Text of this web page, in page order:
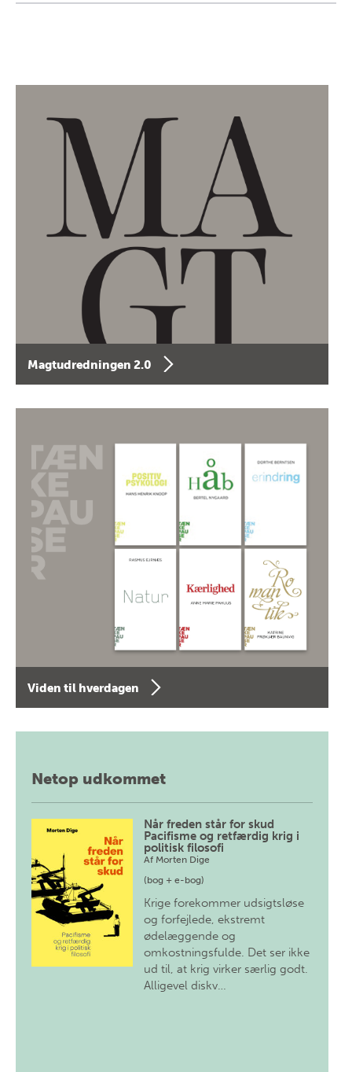
Magtudredningen 2.0
Viden til hverdagen
Netop udkommet
Når freden står for skud
Pacifisme og retfærdig krig i
politisk filosofi
Af Morten Dige
(bog + e-bog)
Krige forekommer udsigtsløse
og forfejlede, ekstremt
ødelæggende og
omkostningsfulde. Det ser ikke
ud til, at krig virker særlig godt.
Alligevel diskv…